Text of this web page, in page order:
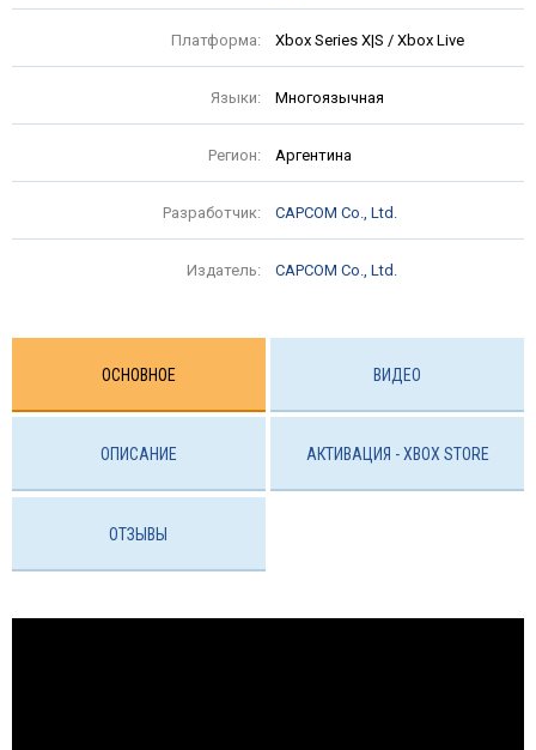
Платформа: Xbox Series X|S / Xbox Live
Языки: Многоязычная
Регион: Аргентина
Разработчик: CAPCOM Co., Ltd.
Издатель: CAPCOM Co., Ltd.
ОСНОВНОЕ ВИДЕО
ОПИСАНИЕ АКТИВАЦИЯ - ХBOX STORE
ОТЗЫВЫ